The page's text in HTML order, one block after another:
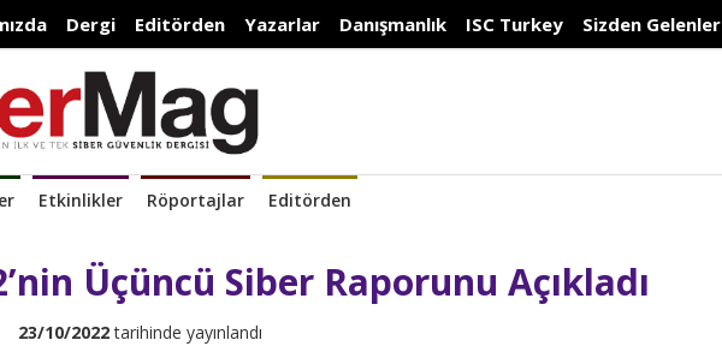
Dergi Editörden Yazarlar Danışmanlık ISC Turkey Sizden Gelenler
Etkinlikler Röportajlar Editörden
Üçüncü Siber Raporunu Açıkladı
23/10/2022tarihinde yayınlandı